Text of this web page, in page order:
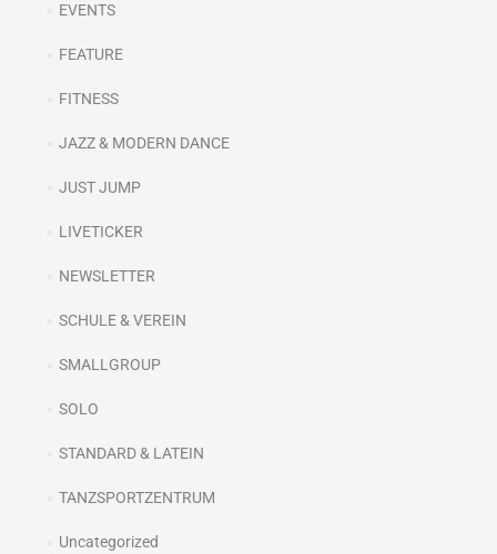
EVENTS
FEATURE
FITNESS
JAZZ & MODERN DANCE
JUST JUMP
LIVETICKER
NEWSLETTER
SCHULE & VEREIN
SMALLGROUP
SOLO
STANDARD & LATEIN
TANZSPORTZENTRUM
Uncategorized